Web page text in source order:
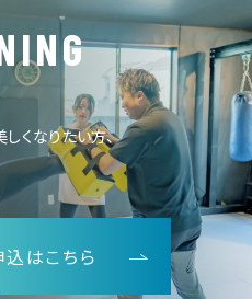
くなりたい方、
はこちら